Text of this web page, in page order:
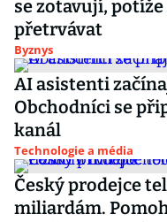
se zotavují,
přetrvávat
Byznys
AI asistenti
Obchodníci se
kanál
Technologie a média
Český prodejce
miliardám.